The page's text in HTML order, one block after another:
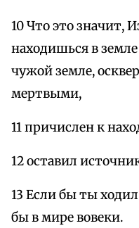
10 Что это значит,
находишься в
чужой земле,
мертвыми,
11 причислен к
12 оставил
13 Если бы ты
бы в мире вовеки.